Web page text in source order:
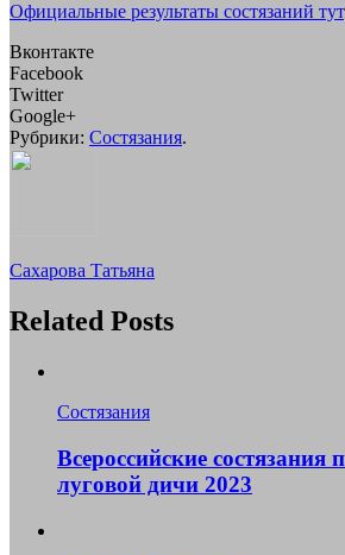
Официальные результаты состязаний тут
Вконтакте
Facebook
Twitter
Google+
Рубрики: Состязания.
Сахарова Татьяна
Related Posts
Состязания
Всероссийские состязания
луговой дичи 2023